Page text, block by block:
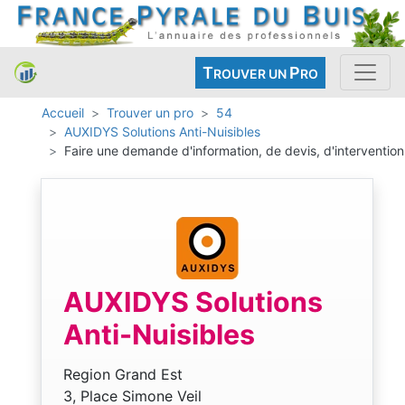
TROUVER UN PRO
Accueil Trouver un pro
54
AUXIDYS Solutions Anti-Nuisibles
Faire une demande d'information, de devis, d'intervention
AUXIDYS Solutions
Anti-Nuisibles
Region Grand Est
3, Place Simone Veil